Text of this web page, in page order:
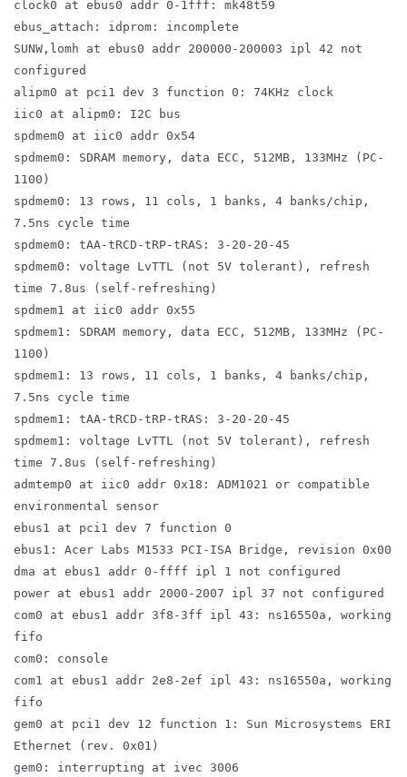
clock0 at ebus0 addr 0-1fff: mk48t59
ebus_attach: idprom: incomplete
SUNW,lomh at ebus0 addr 200000-200003 ipl 42 not
configured
alipm0 at pci1 dev 3 function 0: 74KHz clock
iic0 at alipm0: I2C bus
spdmem0 at iic0 addr 0x54
spdmem0: SDRAM memory, data ECC, 512MB, 133MHz (PC-
1100)
spdmem0: 13 rows, 11 cols, 1 banks, 4 banks/chip,
7.5ns cycle time
spdmem0: tAA-tRCD-tRP-tRAS: 3-20-20-45
spdmem0: voltage LvTTL (not 5V tolerant), refresh
time 7.8us (self-refreshing)
spdmem1 at iic0 addr 0x55
spdmem1: SDRAM memory, data ECC, 512MB, 133MHz (PC-
1100)
spdmem1: 13 rows, 11 cols, 1 banks, 4 banks/chip,
7.5ns cycle time
spdmem1: tAA-tRCD-tRP-tRAS: 3-20-20-45
spdmem1: voltage LvTTL (not 5V tolerant), refresh
time 7.8us (self-refreshing)
admtemp0 at iic0 addr 0x18: ADM1021 or compatible
environmental sensor
ebus1 at pci1 dev 7 function 0
ebus1: Acer Labs M1533 PCI-ISA Bridge, revision 0x00
dma at ebus1 addr 0-ffff ipl 1 not configured
power at ebus1 addr 2000-2007 ipl 37 not configured
com0 at ebus1 addr 3f8-3ff ipl 43: ns16550a, working
fifo
com0: console
com1 at ebus1 addr 2e8-2ef ipl 43: ns16550a, working
fifo
gem0 at pci1 dev 12 function 1: Sun Microsystems ERI
Ethernet (rev. 0x01)
gem0: interrupting at ivec 3006